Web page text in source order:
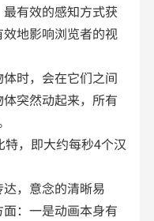
有效的感知方式获
地影响浏览者的视
时，会在它们之间
突然动起来，所有
特，即大约每秒4个汉
，意念的清晰易
：一是动画本身有